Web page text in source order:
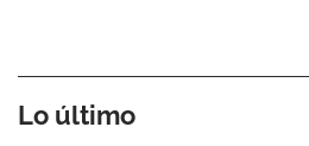
Lo último